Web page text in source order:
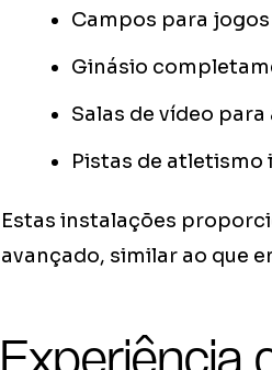
Campos para
Ginásio
Salas de vídeo
Pistas de atletismo
Estas instalações
avançado, similar ao que
Experiência